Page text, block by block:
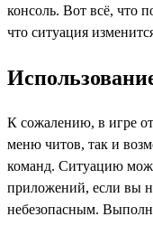
консоль. Вот всё, что
что ситуация
К сожалению, в игре
меню читов, так и
команд. Ситуацию
приложений, если вы
небезопасным.